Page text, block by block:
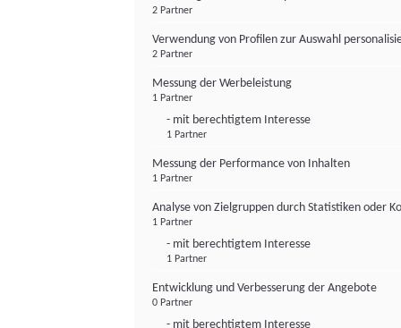
2 Partner
Verwendung von Profilen zur Auswahl
2 Partner
Messung der Werbeleistung
1 Partner
- mit berechtigtem Interesse
1 Partner
Messung der Performance von Inhalten
1 Partner
Analyse von Zielgruppen durch Statistiken oder
1 Partner
- mit berechtigtem Interesse
1 Partner
Entwicklung und Verbesserung der Angebote
0 Partner
- mit berechtigtem Interesse